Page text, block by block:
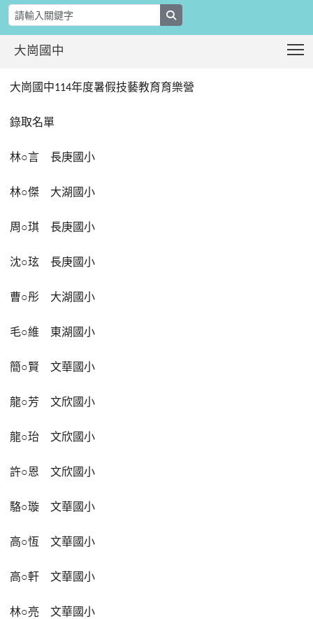
大崗國中
大崗國中114年度暑假技藝教育育樂營
大崗國中114年度暑假技藝教育育樂營
錄取名單
林○言 長庚國小
林○傑 大湖國小
周 ○琪 長庚國小
沈○玹 長庚國小
曹○彤 大湖國小
毛○維 東湖國小
簡○賢 文華國小
龍○芳 文欣國小
龍○珆 文欣國小
許○恩 文欣國小
駱○璇 文華國小
高○恆 文華國小
高○軒 文華國小
林○亮 文華國小